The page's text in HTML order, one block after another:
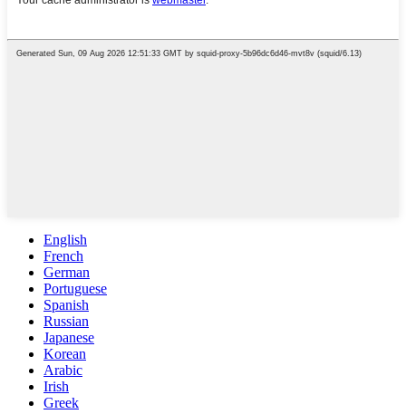
English
French
German
Portuguese
Spanish
Russian
Japanese
Korean
Arabic
Irish
Greek